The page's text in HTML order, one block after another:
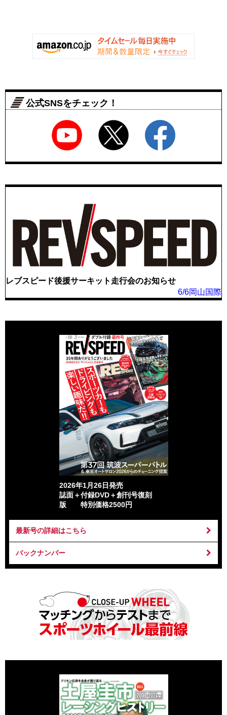
公式SNSをチェック！
レブスピード後援サーキット走行会のお知らせ
6/6岡山国際
2026年1月26日発売
誌面＋付録DVD＋創刊号復刻
版 特別価格2500円
最新号の詳細はこちら
バックナンバー